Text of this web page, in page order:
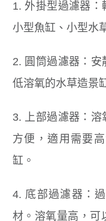
1. 外掛型過濾器：
小型魚缸、小型水
2. 圓筒過濾器：安
低溶氧的水草造景
3. 上部過濾器：
方便，適用需要
缸。
4. 底部過濾器：
材。溶氧量高，可